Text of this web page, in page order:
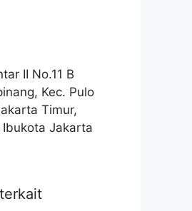
II No.11 B
Kec. Pulo
Timur,
Ibukota Jakarta